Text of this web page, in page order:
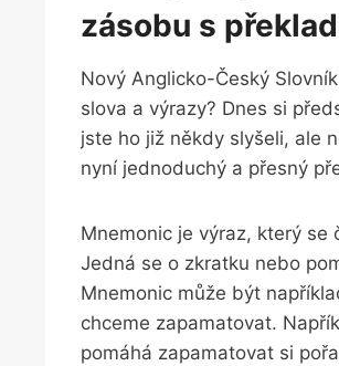
zásobu s
Nový Anglicko-Český
slova a výrazy? Dnes si
jste ho již někdy slyšeli, ale
nyní jednoduchý a přesný
Mnemonic je výraz, který se
Jedná se o zkratku nebo
Mnemonic může být
chceme zapamatovat.
pomáhá zapamatovat si